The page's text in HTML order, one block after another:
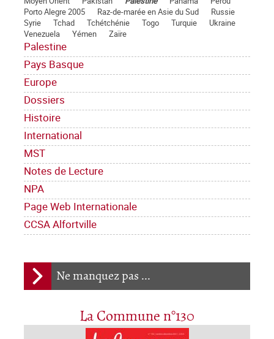
Porto Alegre 2005
Raz-de-marée en Asie du Sud
Russie
Syrie
Tchad Tchétchénie Togo Turquie
Ukraine
Venezuela
Yémen Zaïre
Palestine
Pays Basque
Europe
Dossiers
Histoire
International
MST
Notes de Lecture
NPA
Page Web Internationale
CCSA Alfortville
Ne manquez pas ...
La Commune n°130